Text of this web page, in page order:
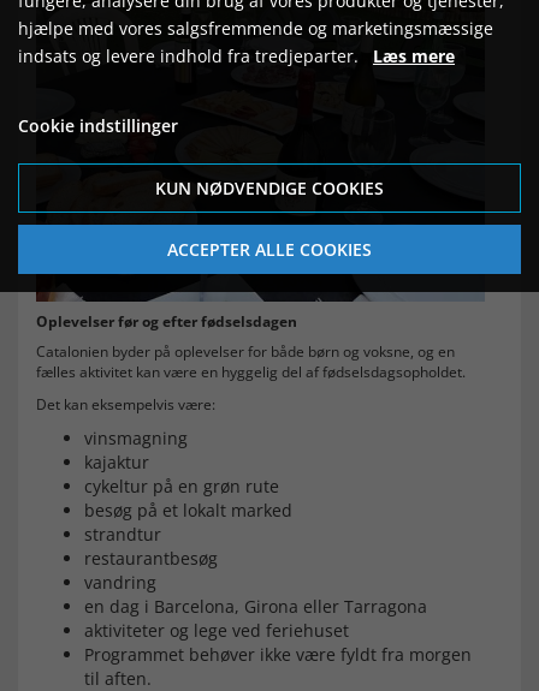
Oplevelser før og efter fødselsdagen
Catalonien byder på oplevelser for både børn og voksne, og en
fælles aktivitet kan være en hyggelig del af fødselsdagsopholdet.
Det kan eksempelvis være:
vinsmagning
kajaktur
cykeltur på en grøn rute
besøg på et lokalt marked
strandtur
restaurantbesøg
vandring
en dag i Barcelona, Girona eller Tarragona
aktiviteter og lege ved feriehuset
Programmet behøver ikke være fyldt fra morgen
til aften.
hjælpe med vores salgsfremmende og marketingsmæssige
indsats og levere indhold fra tredjeparter. Læs mere
Cookie indstillinger
KUN NØDVENDIGE COOKIES
ACCEPTER ALLE COOKIES